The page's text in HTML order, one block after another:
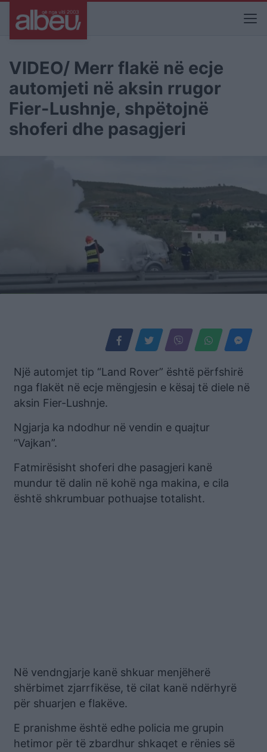
VIDEO/ Merr flakë në ecje
automjeti në aksin rrugor
Fier-Lushnje, shpëtojnë
shoferi dhe pasagjeri
Një automjet tip “Land Rover” është përfshirë
nga flakët në ecje mëngjesin e kësaj të diele në
aksin Fier-Lushnje.
Ngjarja ka ndodhur në vendin e quajtur
“Vajkan”.
Fatmirësisht shoferi dhe pasagjeri kanë
mundur të dalin në kohë nga makina, e cila
është shkrumbuar pothuajse totalisht.
Në vendngjarje kanë shkuar menjëherë
shërbimet zjarrfikëse, të cilat kanë ndërhyrë
për shuarjen e flakëve.
E pranishme është edhe policia me grupin
hetimor për të zbardhur shkaqet e rënies së